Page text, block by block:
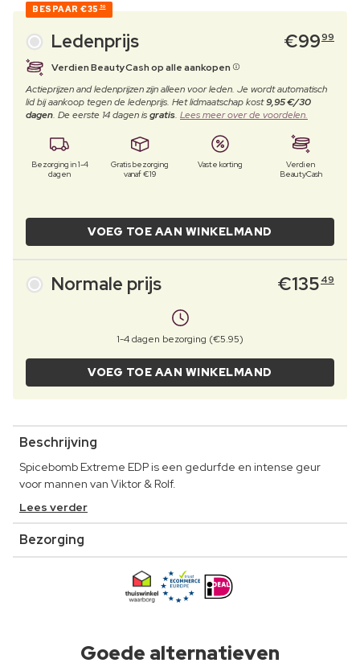
BESPAAR €35 50
Ledenprijs €9999
Verdien BeautyCash op alle aankopen
Actieprijzen and ledenprijzen zijn alleen voor leden. Je wordt automatisch
lid bij aankoop tegen de ledenprijs. Het lidmaatschap kost9,95 €/30
dagen. De eerste 14 dagen isgratis. Lees meer over de voordelen.
Bezorging in 1-4
dagen
Gratis bezorging
vanaf €19
Vaste korting
Verdien
BeautyCash
VOEG TOE AAN WINKELMAND
Normale prijs €135 49
1-4 dagen bezorging (€5.95)
VOEG TOE AAN WINKELMAND
Beschrijving
Spicebomb Extreme EDP is een gedurfde en intense geur
voor mannen van Viktor & Rolf.
Lees verder
Bezorging
Goede alternatieven